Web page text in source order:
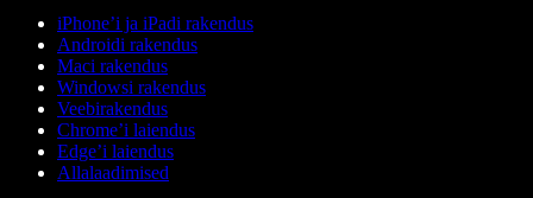
iPhone’i ja iPadi rakendus
Androidi rakendus
Maci rakendus
Windowsi rakendus
Veebirakendus
Chrome’i laiendus
Edge’i laiendus
Allalaadimised